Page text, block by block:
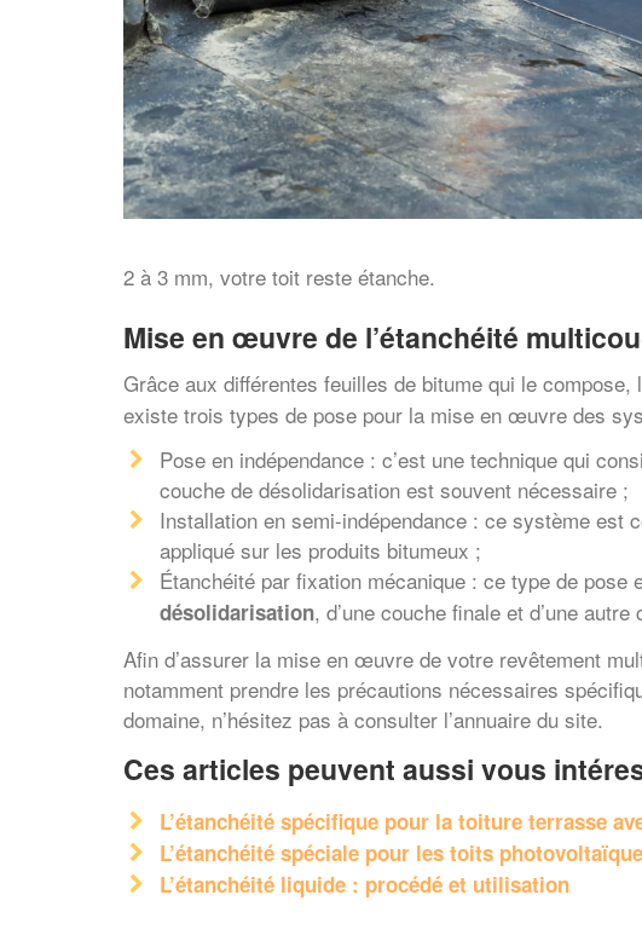
2 à 3 mm, votre toit reste étanche.
Mise en œuvre de l’étanchéité
Grâce aux différentes feuilles de bitume qui le
existe trois types de pose pour la mise en œuvre des
Pose en indépendance : c’est une technique qui
couche de désolidarisation est souvent nécessaire ;
Installation en semi-indépendance : ce système est
appliqué sur les produits bitumeux ;
Étanchéité par fixation mécanique : ce type de
désolidarisation, d’une couche finale et d’une
Afin d’assurer la mise en œuvre de votre revêtement
notamment prendre les précautions nécessaires
domaine, n’hésitez pas à consulter l’annuaire du site.
Ces articles peuvent aussi vous
L’étanchéité spécifique pour la toiture terrasse
L’étanchéité spéciale pour les toits
L’étanchéité liquide : procédé et utilisation